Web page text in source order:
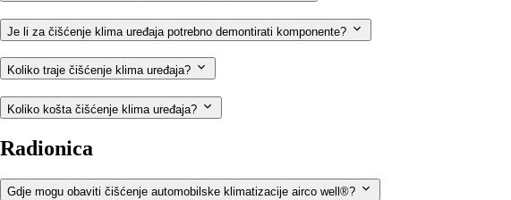
Je li za čišćenje klima uređaja potrebno demontirati komponente?
Koliko traje čišćenje klima uređaja?
Koliko košta čišćenje klima uređaja?
Radionica
Gdje mogu obaviti čišćenje automobilske klimatizacije airco well®?